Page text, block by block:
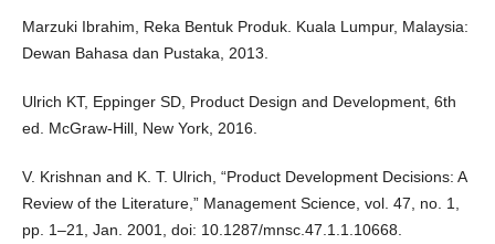
Marzuki Ibrahim, Reka Bentuk Produk. Kuala Lumpur, Malaysia:
Dewan Bahasa dan Pustaka, 2013.
Ulrich KT, Eppinger SD, Product Design and Development, 6th
ed. McGraw-Hill, New York, 2016.
V. Krishnan and K. T. Ulrich, “Product Development Decisions: A
Review of the Literature,” Management Science, vol. 47, no. 1,
pp. 1–21, Jan. 2001, doi: 10.1287/mnsc.47.1.1.10668.